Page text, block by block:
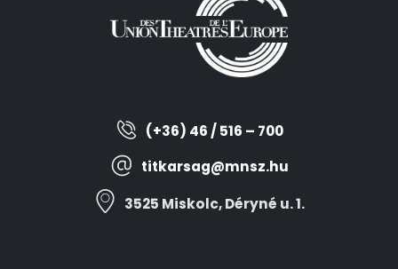
(+36) 46 / 516 – 700
titkarsag@mnsz.hu
3525 Miskolc, Déryné u. 1.